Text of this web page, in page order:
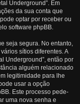
Underground”. Em
da sua conta que
optar por receber ou
software phpBB.
seja segura. No entanto,
sítios diferentes. A
Underground”, então por
alguém relacionado
legitimidade para lhe
usar a opção
Este processo pede-
uma nova senha e